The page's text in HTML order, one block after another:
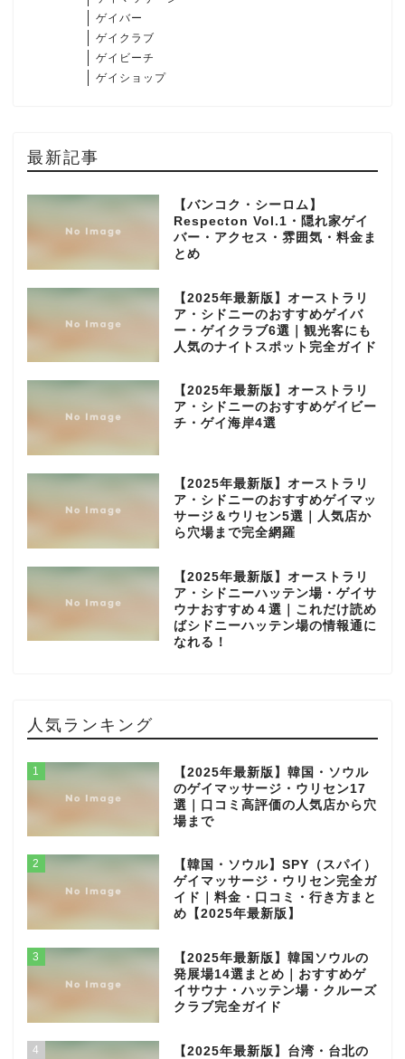
ゲイバー
ゲイクラブ
ゲイビーチ
ゲイショップ
最新記事
【バンコク・シーロム】
Respecton Vol.1・隠れ家ゲイ
バー・アクセス・雰囲気・料金ま
とめ
【2025年最新版】オーストラリ
ア・シドニーのおすすめゲイバ
ー・ゲイクラブ6選｜観光客にも
人気のナイトスポット完全ガイド
【2025年最新版】オーストラリ
ア・シドニーのおすすめゲイビー
チ・ゲイ海岸4選
【2025年最新版】オーストラリ
ア・シドニーのおすすめゲイマッ
サージ＆ウリセン5選｜人気店か
ら穴場まで完全網羅
【2025年最新版】オーストラリ
ア・シドニーハッテン場・ゲイサ
ウナおすすめ４選｜これだけ読め
ばシドニーハッテン場の情報通に
なれる！
人気ランキング
1
【2025年最新版】韓国・ソウル
のゲイマッサージ・ウリセン17
選｜口コミ高評価の人気店から穴
場まで
2
【韓国・ソウル】SPY（スパイ）
ゲイマッサージ・ウリセン完全ガ
イド｜料金・口コミ・行き方まと
め【2025年最新版】
3
【2025年最新版】韓国ソウルの
発展場14選まとめ｜おすすめゲ
イサウナ・ハッテン場・クルーズ
クラブ完全ガイド
4
【2025年最新版】台湾・台北の